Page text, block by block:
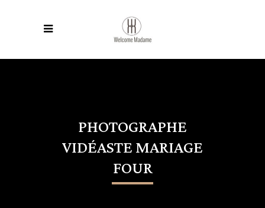
PHOTOGRAPHE
VIDÉASTE MARIAGE
FOUR